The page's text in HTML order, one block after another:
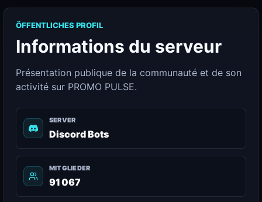
ÖFFENTLICHES PROFIL
Informations du serveur
Présentation publique de la communauté et de son
activité sur PROMO PULSE.
SERVER
Discord Bots
MITGLIEDER
91 067